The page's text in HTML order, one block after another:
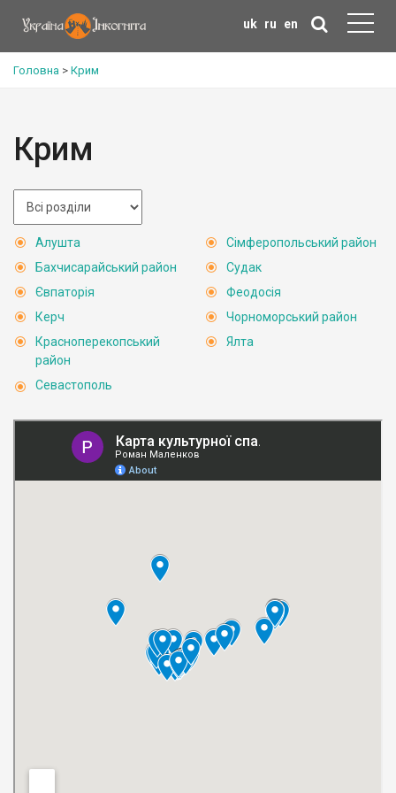
uk ru en
Головна > Крим
Крим
Алушта
Бахчисарайський район
Євпаторія
Керч
Красноперекопський
район
Севастополь
Сімферопольський район
Судак
Феодосія
Чорноморський район
Ялта